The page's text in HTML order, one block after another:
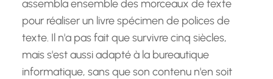
assembla ensemble des morceaux de texte
pour réaliser un livre spécimen de polices de
texte. Il n'a pas fait que survivre cinq siècles,
mais s'est aussi adapté à la bureautique
informatique, sans que son contenu n'en soit